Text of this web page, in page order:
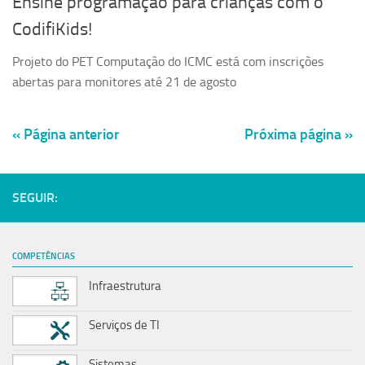
CodifiKids!
Projeto do PET Computação do ICMC está com inscrições
abertas para monitores até 21 de agosto
« Página anterior Próxima página »
SEGUIR:
COMPETÊNCIAS
Infraestrutura
Serviços de TI